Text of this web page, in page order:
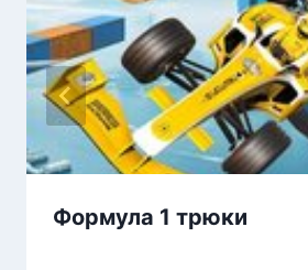
Формула 1 трюки